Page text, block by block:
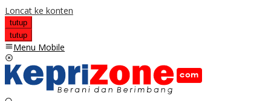
Loncat ke konten
tutup
tutup
Menu Mobile